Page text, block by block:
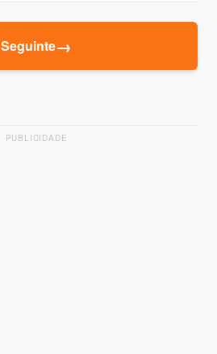
Seguinte→
PUBLICIDADE